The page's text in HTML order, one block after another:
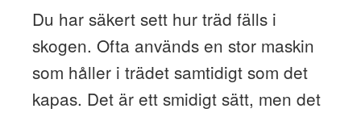
Du har säkert sett hur träd fälls i
skogen. Ofta används en stor maskin
som håller i trädet samtidigt som det
kapas. Det är ett smidigt sätt, men det